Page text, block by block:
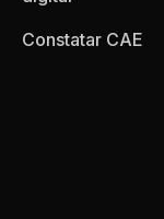
Constatar CAE